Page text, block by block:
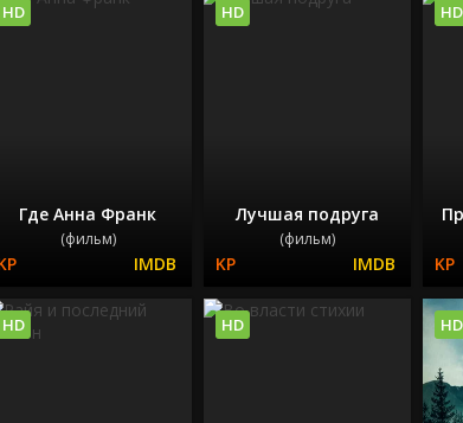
Где Анна Франк
(фильм)
HD
Лучшая подруга
(фильм)
HD HD
HD HD HD